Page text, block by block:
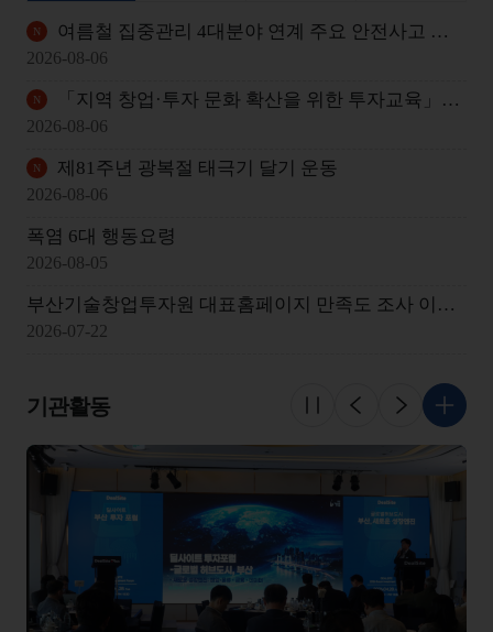
여름철 집중관리 4대분야 연계 주요 안전사고 발생 사례
2026-08-06
「지역 창업·투자 문화 확산을 위한 투자교육」개최 안내
2026-08-06
제81주년 광복절 태극기 달기 운동
2026-08-06
폭염 6대 행동요령
2026-08-05
부산기술창업투자원 대표홈페이지 만족도 조사 이벤트 당첨자 발표
2026-07-22
기관활동 슬라이드 멈춤
이전 다음 더 보